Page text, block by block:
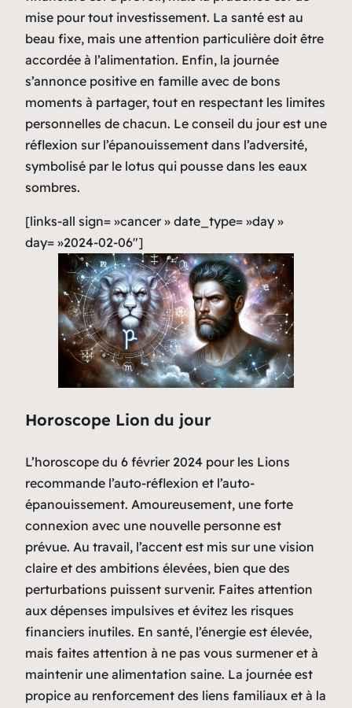
mise pour tout investissement. La santé est au
beau fixe, mais une attention particulière doit être
accordée à l’alimentation. Enfin, la journée
s’annonce positive en famille avec de bons
moments à partager, tout en respectant les limites
personnelles de chacun. Le conseil du jour est une
réflexion sur l’épanouissement dans l’adversité,
symbolisé par le lotus qui pousse dans les eaux
sombres.
[links-all sign= »cancer » date_type= »day »
day= »2024-02-06″]
Horoscope Lion du jour
L’horoscope du 6 février 2024 pour les Lions
recommande l’auto-réflexion et l’auto-
épanouissement. Amoureusement, une forte
connexion avec une nouvelle personne est
prévue. Au travail, l’accent est mis sur une vision
claire et des ambitions élevées, bien que des
perturbations puissent survenir. Faites attention
aux dépenses impulsives et évitez les risques
financiers inutiles. En santé, l’énergie est élevée,
mais faites attention à ne pas vous surmener et à
maintenir une alimentation saine. La journée est
propice au renforcement des liens familiaux et à la